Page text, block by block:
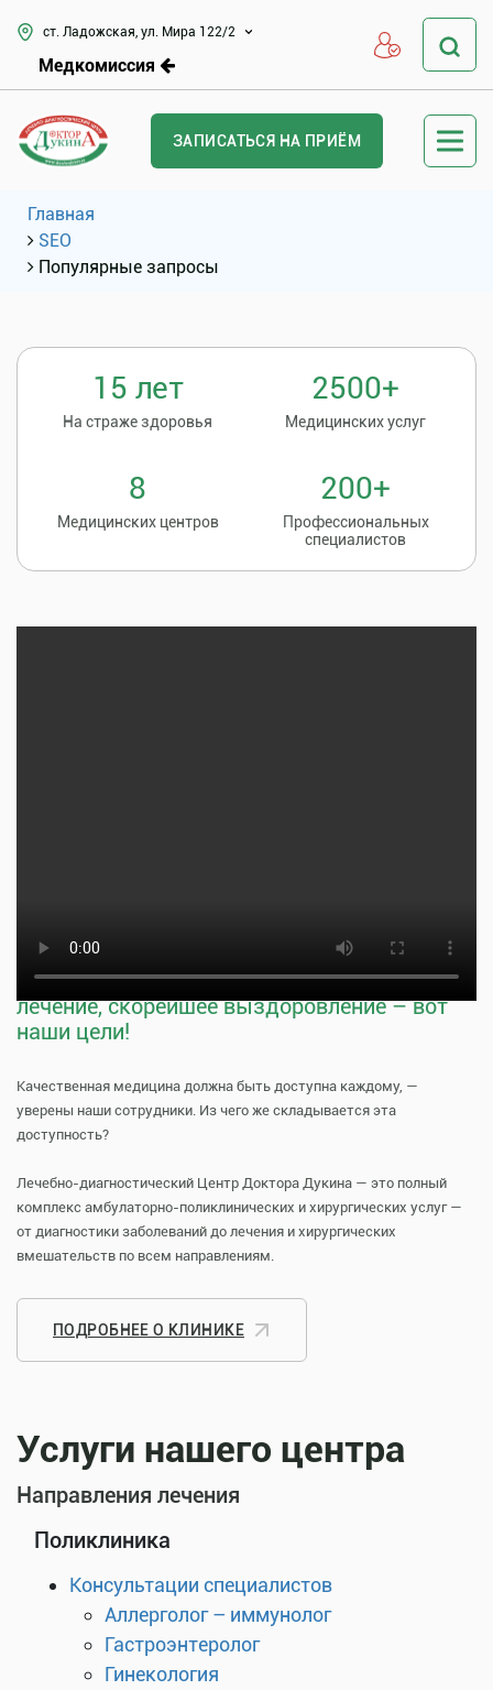
ст. Ладожская, ул. Мира 122/2
Медкомиссия
ЗАПИСАТЬСЯ НА ПРИЁМ
Главная
SEO
Популярные запросы
15 лет
На страже здоровья
2500+
Медицинских услуг
8
Медицинских центров
200+
Профессиональных
специалистов
Тщательная профилактика, качественное
лечение, скорейшее выздоровление – вот
наши цели!
Качественная медицина должна быть доступна каждому, —
уверены наши сотрудники. Из чего же складывается эта
доступность?
Лечебно-диагностический Центр Доктора Дукина — это полный
комплекс амбулаторно-поликлинических и хирургических услуг —
от диагностики заболеваний до лечения и хирургических
вмешательств по всем направлениям.
ПОДРОБНЕЕ О КЛИНИКЕ
Услуги нашего центра
Направления лечения
Поликлиника
Консультации специалистов
Аллерголог – иммунолог
Гастроэнтеролог
Гинекология